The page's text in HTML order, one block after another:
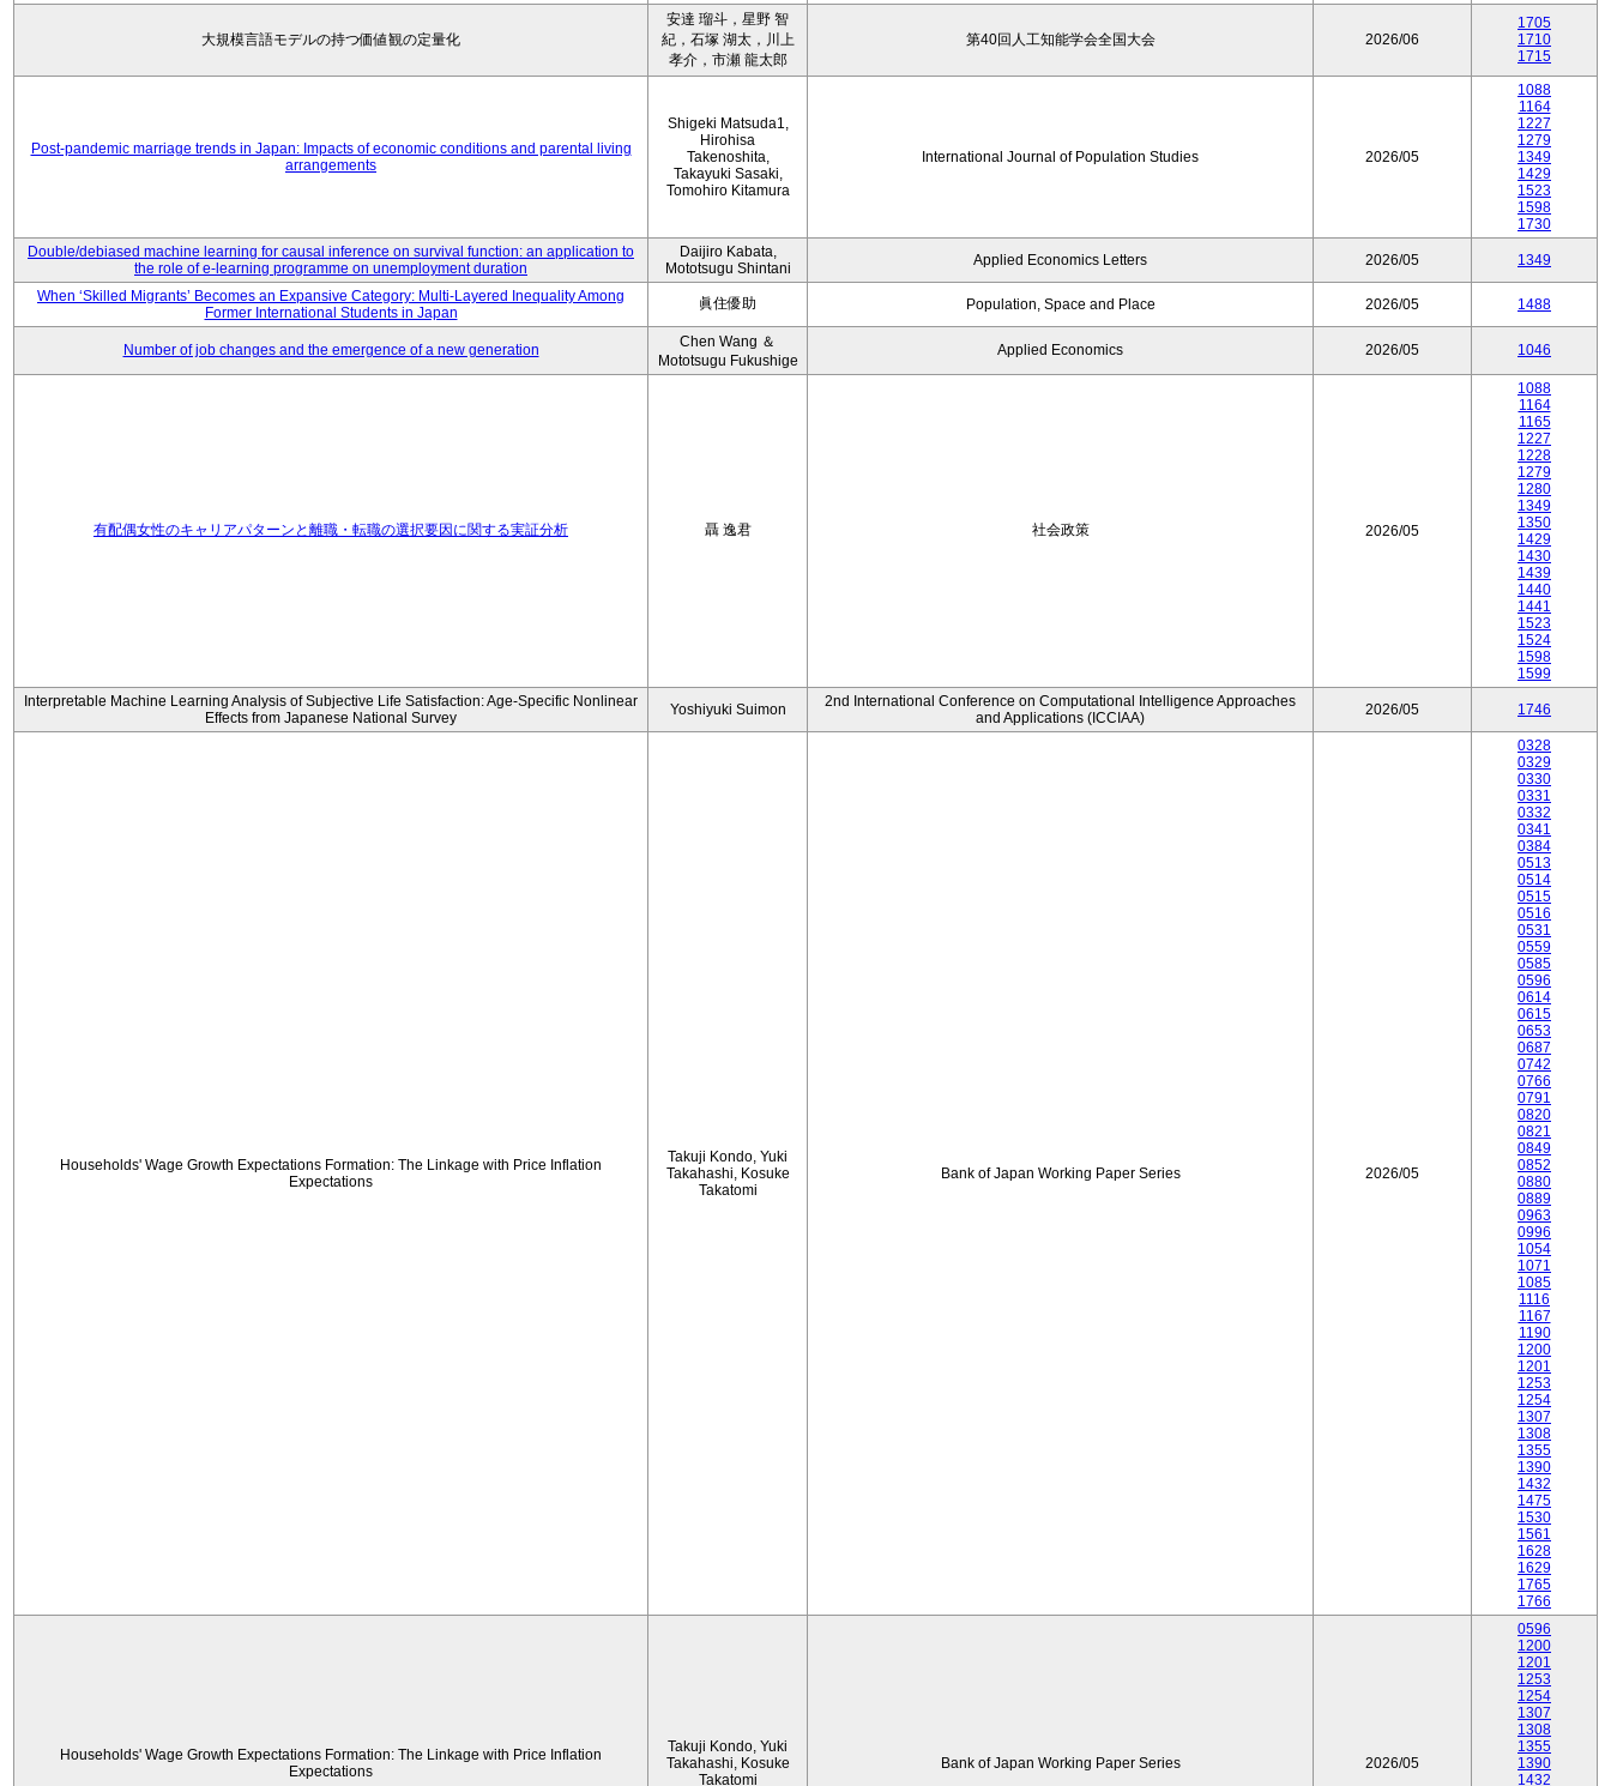
大規模言語モデルの持つ価値観の定量化
安達 瑠斗，星野 智
紀，石塚 湖太，川上
孝介，市瀬 龍太郎
第40回人工知能学会全国大会 2026/06
1705
1710
1715
Post-pandemic marriage trends in Japan: Impacts of economic conditions and parental living
arrangements
Shigeki Matsuda1,
Hirohisa
Takenoshita,
Takayuki Sasaki,
Tomohiro Kitamura
International Journal of Population Studies 2026/05
1088
1164
1227
1279
1349
1429
1523
1598
1730
Double/debiased machine learning for causal inference on survival function: an application to
the role of e-learning programme on unemployment duration
Daijiro Kabata,
Mototsugu Shintani
Applied Economics Letters 2026/05 1349
When ‘Skilled Migrants’ Becomes an Expansive Category: Multi-Layered Inequality Among
Former International Students in Japan
眞住優助 Population, Space and Place 2026/05 1488
Number of job changes and the emergence of a new generation
Chen Wang ＆
Mototsugu Fukushige
Applied Economics 2026/05 1046
有配偶女性のキャリアパターンと離職・転職の選択要因に関する実証分析 聶 逸君 社会政策 2026/05
1088
1164
1165
1227
1228
1279
1280
1349
1350
1429
1430
1439
1440
1441
1523
1524
1598
1599
Interpretable Machine Learning Analysis of Subjective Life Satisfaction: Age-Specific Nonlinear
Effects from Japanese National Survey
Yoshiyuki Suimon
2nd International Conference on Computational Intelligence Approaches
and Applications (ICCIAA)
2026/05 1746
Households' Wage Growth Expectations Formation: The Linkage with Price Inflation
Expectations
Takuji Kondo, Yuki
Takahashi, Kosuke
Takatomi
Bank of Japan Working Paper Series 2026/05
0328
0329
0330
0331
0332
0341
0384
0513
0514
0515
0516
0531
0559
0585
0596
0614
0615
0653
0687
0742
0766
0791
0820
0821
0849
0852
0880
0889
0963
0996
1054
1071
1085
1116
1167
1190
1200
1201
1253
1254
1307
1308
1355
1390
1432
1475
1530
1561
1628
1629
1765
1766
Households' Wage Growth Expectations Formation: The Linkage with Price Inflation
Expectations
Takuji Kondo, Yuki
Takahashi, Kosuke
Takatomi
Bank of Japan Working Paper Series 2026/05
0596
1200
1201
1253
1254
1307
1308
1355
1390
1432